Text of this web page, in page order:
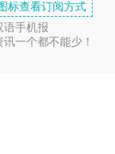
标查看订阅方式
语手机报
一个都不能少！